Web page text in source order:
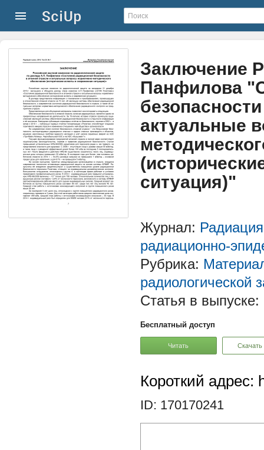
Заключение
Панфилова
актуальные
ситуация)"
Журнал:
радиационно-
Рубрика:
радиологической
Статья в выпуске:
Бесплатный доступ
Читать Скачать
Короткий адрес:
ID: 170170241